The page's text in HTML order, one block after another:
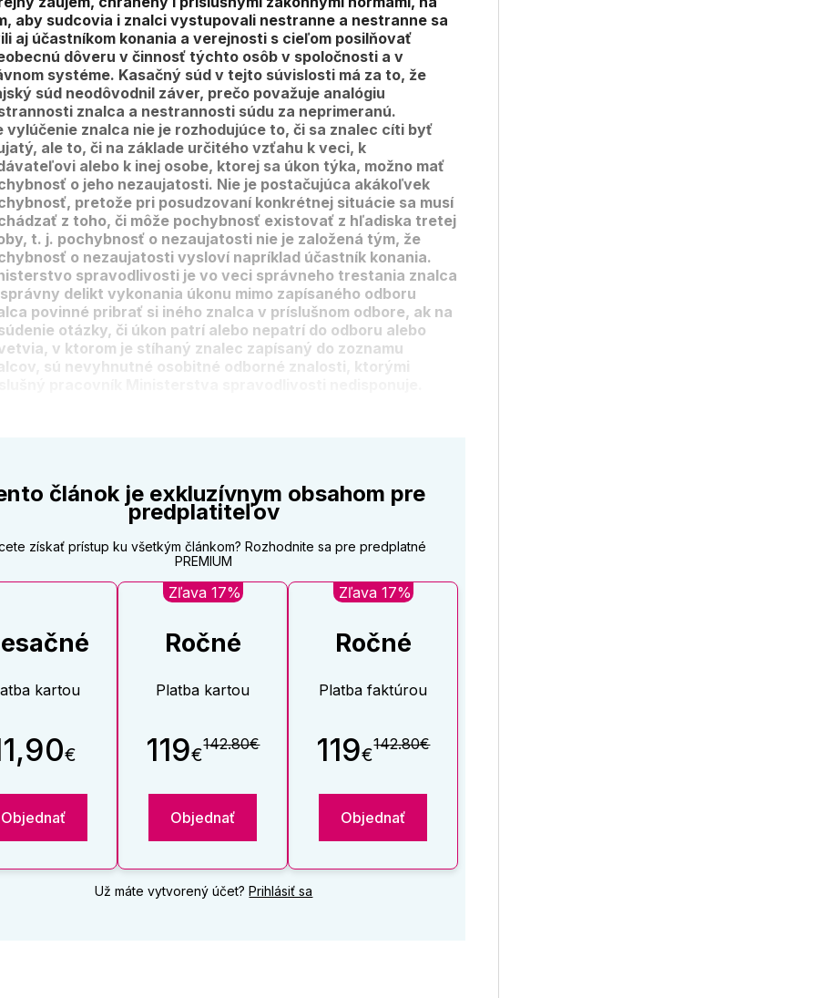
aby sudcovia i znalci vystupovali nestranne a nestranne sa
aj účastníkom konania a verejnosti s cieľom posilňovať
dôveru v činnosť týchto osôb v spoločnosti a v
systéme. Kasačný súd v tejto súvislosti má za to, že
súd neodôvodnil záver, prečo považuje analógiu
znalca a nestrannosti súdu za neprimeranú.
vylúčenie znalca nie je rozhodujúce to, či sa znalec cíti byť
ale to, či na základe určitého vzťahu k veci, k
alebo k inej osobe, ktorej sa úkon týka, možno mať
o jeho nezaujatosti. Nie je postačujúca akákoľvek
pretože pri posudzovaní konkrétnej situácie sa musí
z toho, či môže pochybnosť existovať z hľadiska tretej
t. j. pochybnosť o nezaujatosti nie je založená tým, že
o nezaujatosti vysloví napríklad účastník konania.
spravodlivosti je vo veci správneho trestania znalca
delikt vykonania úkonu mimo zapísaného odboru
povinné pribrať si iného znalca v príslušnom odbore, ak na
otázky, či úkon patrí alebo nepatrí do odboru alebo
v ktorom je stíhaný znalec zapísaný do zoznamu
sú nevyhnutné osobitné odborné znalosti, ktorými
článok je exkluzívnym obsahom pre
predplatiteľov
získať prístup ku všetkým článkom? Rozhodnite sa pre predplatné
PREMIUM
kartou
€
Objednať
Zľava 17%
Ročné
Platba kartou
119€142.80€
Objednať
Zľava 17%
Ročné
Platba faktúrou
119€142.80€
Objednať
Už máte vytvorený účet?Prihlásiť sa